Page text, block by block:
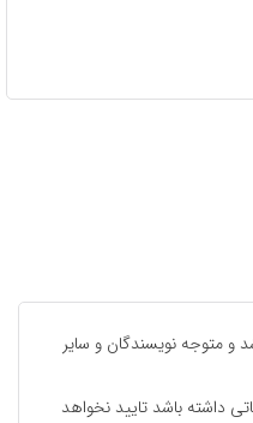
و متوجه نویسندگان و سایر
داشته باشد تایید نخواهد